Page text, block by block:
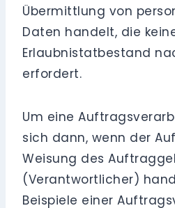
Übermittlung von
Daten handelt, die
Erlaubnistatbestand
erfordert.
Um eine
sich dann, wenn der
Weisung des
(Verantwortlicher)
Beispiele einer